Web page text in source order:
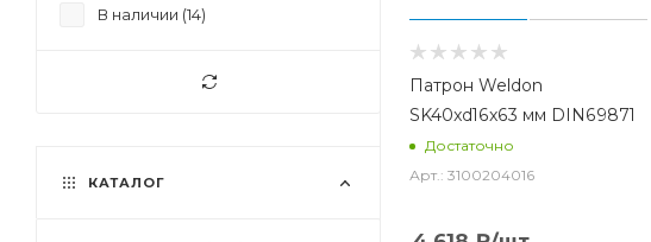
Патрон Weldon
SK40xd16x63 мм DIN69871
Достаточно
Арт.: 3100204016
В наличии (14)
КАТАЛОГ